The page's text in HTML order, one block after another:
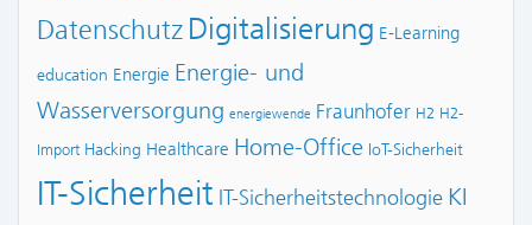
Datenschutz Digitalisierung E-Learning
education Energie Energie- und
Wasserversorgung energiewende Fraunhofer H2 H2-
Import Hacking Healthcare Home-Office IoT-Sicherheit
IT-Sicherheit IT-Sicherheitstechnologie KI